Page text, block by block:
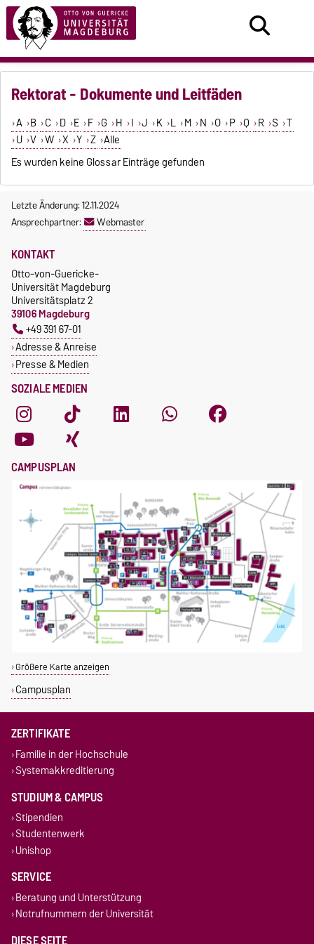
Rektorat - Dokumente und Leitfäden
A B C D E F G H I J K L M N O P Q R S T
U V W X Y Z Alle
Es wurden keine Glossar Einträge gefunden
Letzte Änderung: 12.11.2024
Ansprechpartner:
Webmaster
SOZIALE MEDIEN
KONTAKT
Otto-von-Guericke-
Universität Magdeburg
Universitätsplatz 2
39106 Magdeburg
+49 391 67-01
Adresse & Anreise
Presse & Medien
CAMPUSPLAN
Größere Karte anzeigen
Campusplan
ZERTIFIKATE
Familie in der Hochschule
Systemakkreditierung
STUDIUM & CAMPUS
Stipendien
Studentenwerk
Unishop
SERVICE
Beratung und Unterstützung
Notrufnummern der Universität